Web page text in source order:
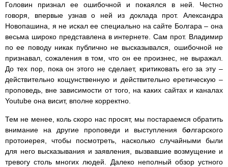
Головин признал ее ошибочной и покаялся в ней. Честно
говоря, впервые узнав о ней из доклада прот. Александра
Новопашина, я не искал ее специально на сайте Болгара – она
весьма широко представлена в интернете. Сам прот. Владимир
по ее поводу никак публично не высказывался, ошибочной не
признавал, сожаления в том, что он ее произнес, не выражал.
До тех пор, пока он этого не сделает, критиковать его за эту –
действительно кощунственную и действительно еретическую –
проповедь, вне зависимости от того, на каких сайтах и каналах
Youtube она висит, вполне корректно.
Тем не менее, коль скоро нас просят, мы постараемся обратить
внимание на другие проповеди и выступления болгарского
протоиерея, чтобы посмотреть, насколько случайными были
для него высказывания и заявления, вызвавшие возмущение и
тревогу столь многих людей. Далеко неполный обзор устного